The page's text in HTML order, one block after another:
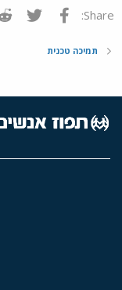
Share: פייסבוק
תמיכה טכנית